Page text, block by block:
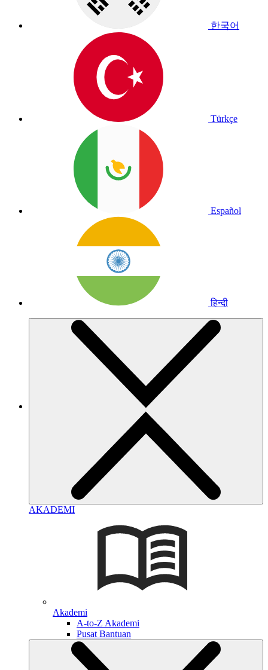
한국어
Türkçe
Español
हिन्दी
AKADEMI
Akademi
A-to-Z Akademi
Pusat Bantuan